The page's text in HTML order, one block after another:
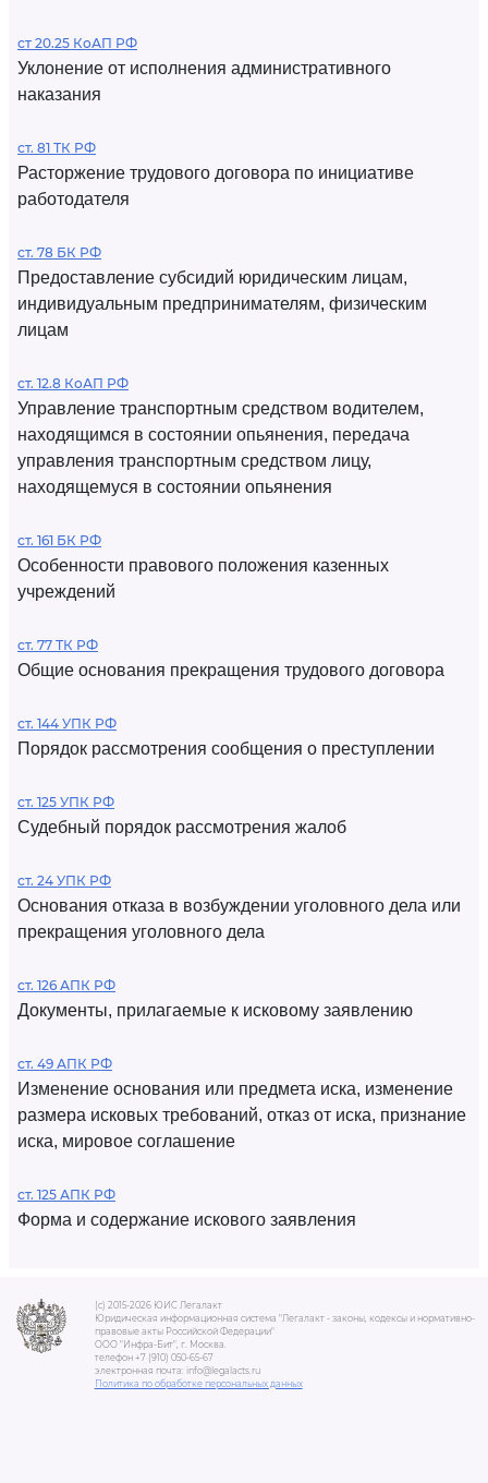
ст 20.25 КоАП РФ
Уклонение от исполнения административного
наказания
ст. 81 ТК РФ
Расторжение трудового договора по инициативе
работодателя
ст. 78 БК РФ
Предоставление субсидий юридическим лицам,
индивидуальным предпринимателям, физическим
лицам
ст. 12.8 КоАП РФ
Управление транспортным средством водителем,
находящимся в состоянии опьянения, передача
управления транспортным средством лицу,
находящемуся в состоянии опьянения
ст. 161 БК РФ
Особенности правового положения казенных
учреждений
ст. 77 ТК РФ
Общие основания прекращения трудового договора
ст. 144 УПК РФ
Порядок рассмотрения сообщения о преступлении
ст. 125 УПК РФ
Судебный порядок рассмотрения жалоб
ст. 24 УПК РФ
Основания отказа в возбуждении уголовного дела или
прекращения уголовного дела
ст. 126 АПК РФ
Документы, прилагаемые к исковому заявлению
ст. 49 АПК РФ
Изменение основания или предмета иска, изменение
размера исковых требований, отказ от иска, признание
иска, мировое соглашение
ст. 125 АПК РФ
Форма и содержание искового заявления
(c) 2015-2026 ЮИС Легалакт
Юридическая информационная система "Легалакт - законы, кодексы и нормативно-
правовые акты Российской Федерации"
ООО "Инфра-Бит", г. Москва.
телефон +7 (910) 050-65-67
электронная почта: info@legalacts.ru
Политика по обработке персональных данных